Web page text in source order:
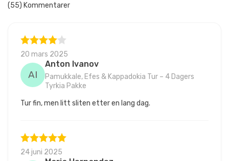
(55) Kommentarer
20 mars 2025
AI
Anton Ivanov
Pamukkale, Efes & Kappadokia Tur – 4 Dagers
Tyrkia Pakke
Tur fin, men litt sliten etter en lang dag.
24 juni 2025